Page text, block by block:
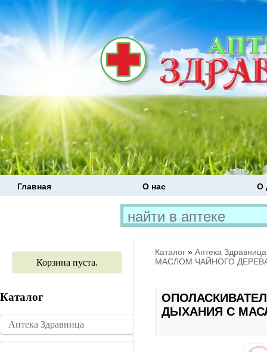
Главная О нас О
Корзина пуста.
Каталог
�������
Аптека Здравница
Каталог » Аптека Здравница
МАСЛОМ ЧАЙНОГО
ДЫХАНИЯ С